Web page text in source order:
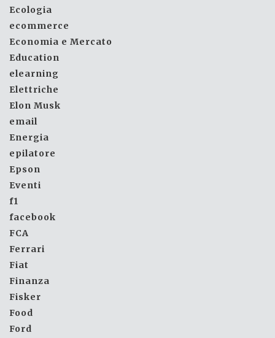
Ecologia
ecommerce
Economia e Mercato
Education
elearning
Elettriche
Elon Musk
email
Energia
epilatore
Epson
Eventi
f1
facebook
FCA
Ferrari
Fiat
Finanza
Fisker
Food
Ford